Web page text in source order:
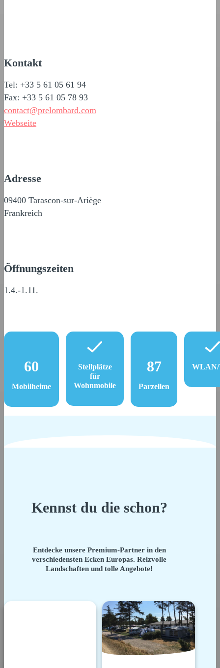
Kontakt
Tel: +33 5 61 05 61 94
Fax: +33 5 61 05 78 93
contact@prelombard.com
Webseite
Adresse
09400 Tarascon-sur-Ariège
Frankreich
Öffnungszeiten
1.4.-1.11.
60
Mobilheime
Stellplätze
für
Wohnmobile
87
Parzellen
Kennst du die schon?
Entdecke unsere Premium-Partner in den
verschiedensten Ecken Europas. Reizvolle
Landschaften und tolle Angebote!